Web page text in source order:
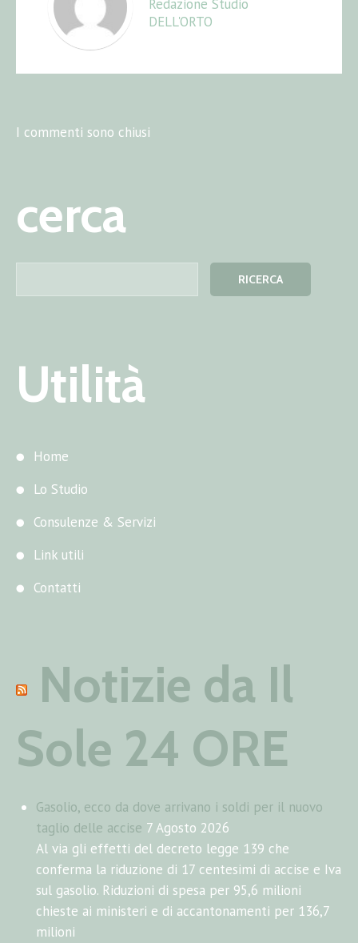
Redazione Studio
DELL'ORTO
I commenti sono chiusi
cerca
Utilità
Home
Lo Studio
Consulenze & Servizi
Link utili
Contatti
Notizie da Il
Sole 24 ORE
Gasolio, ecco da dove arrivano i soldi per il nuovo
taglio delle accise 7 Agosto 2026
Al via gli effetti del decreto legge 139 che
conferma la riduzione di 17 centesimi di accise e Iva
sul gasolio. Riduzioni di spesa per 95,6 milioni
chieste ai ministeri e di accantonamenti per 136,7
milioni